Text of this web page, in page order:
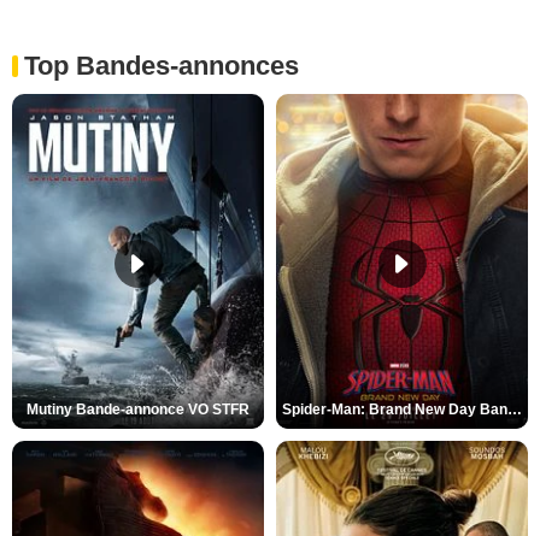
Top Bandes-annonces
Mutiny Bande-annonce VO STFR Spider-Man: Brand New Day Bande-annonce VO STFR